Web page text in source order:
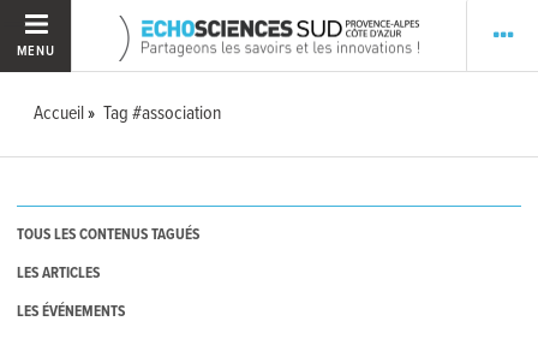
MENU
Accueil Tag #association
TOUS LES CONTENUS TAGUÉS
LES ARTICLES
LES ÉVÉNEMENTS